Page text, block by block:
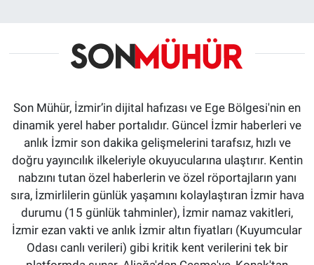
Son Mühür, İzmir’in dijital hafızası ve Ege Bölgesi'nin en
dinamik yerel haber portalıdır. Güncel İzmir haberleri ve
anlık İzmir son dakika gelişmelerini tarafsız, hızlı ve
doğru yayıncılık ilkeleriyle okuyucularına ulaştırır. Kentin
nabzını tutan özel haberlerin ve özel röportajların yanı
sıra, İzmirlilerin günlük yaşamını kolaylaştıran İzmir hava
durumu (15 günlük tahminler), İzmir namaz vakitleri,
İzmir ezan vakti ve anlık İzmir altın fiyatları (Kuyumcular
Odası canlı verileri) gibi kritik kent verilerini tek bir